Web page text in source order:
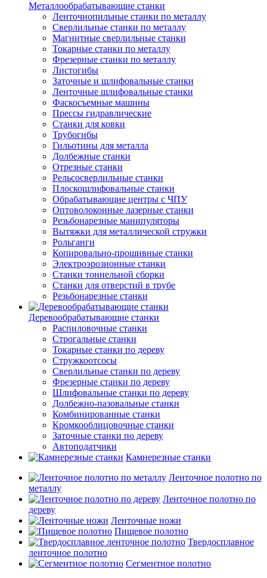
Металлообрабатывающие станки
Ленточнопильные станки по металлу
Сверлильные станки по металлу
Магнитные сверлильные станки
Токарные станки по металлу
Фрезерные станки по металлу
Листогибы
Заточные и шлифовальные станки
Ленточные шлифовальные станки
Фаскосъемные машины
Прессы гидравлические
Станки для ковки
Трубогибы
Гильотины для металла
Долбежные станки
Отрезные станки
Рельсосверлильные станки
Плоскошлифовальные станки
Обрабатывающие центры с ЧПУ
Оптоволоконные лазерные станки
Резьбонарезные манипуляторы
Вытяжки для металлической стружки
Рольганги
Копировально-прошивные станки
Электроэрозионные станки
Станки тоннельной сборки
Станки для отверстий в трубе
Резьбонарезные станки
Деревообрабатывающие станки
Распиловочные станки
Строгальные станки
Токарные станки по дереву
Стружкоотсосы
Сверлильные станки по дереву
Фрезерные станки по дереву
Шлифовальные станки по дереву
Долбежно-пазовальные станки
Комбинированные станки
Кромкооблицовочные станки
Заточные станки по дереву
Автоподатчики
Камнерезные станки
Ленточное полотно по
металлу
Ленточное полотно по
дереву
Ленточные ножи
Пищевое полотно
Твердосплавное
ленточное полотно
Сегментное полотно